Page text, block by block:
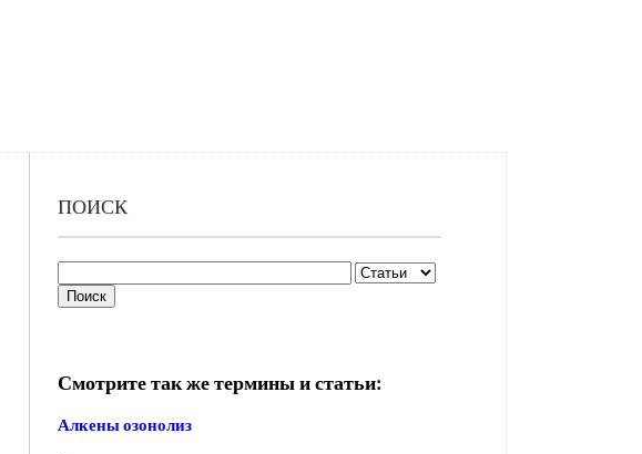
ПОИСК
Смотрите так же термины и статьи:
Алкены озонолиз